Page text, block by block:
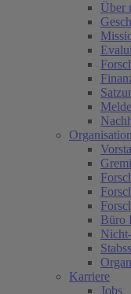
Über
Organisation
Büro
Karriere
Jobs